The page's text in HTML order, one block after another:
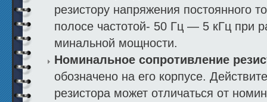
резистору напряжения постоянного
полосе частотой- 50 Гц — 5 кГц при
минальной мощности.
Номинальное сопротивление
обозначено на его корпусе.
резистора может от­личаться от